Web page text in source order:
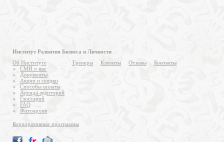
Институт Развития Бизнеса и Личности
Об Институте
СМИ о нас
Документы
Акции и скидки
Способы оплаты
Аренда аудиторий
Глоссарий
FAQ
Фотоархив
Тренеры Клиенты Отзывы Контакты
Корпоративные программы